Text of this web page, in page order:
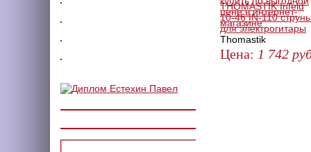
THOMASTIK Infeld
10-46 IN-110 струны
для электрогитары
Thomastik
Цена: 1 742